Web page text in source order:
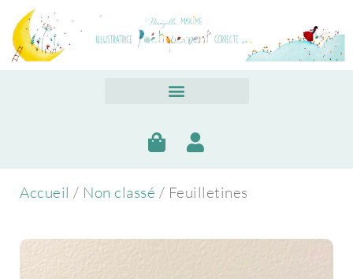
Accueil / Non classé / Feuilletines